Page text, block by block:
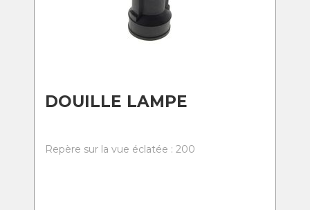
DOUILLE LAMPE
Repère sur la vue éclatée : 200